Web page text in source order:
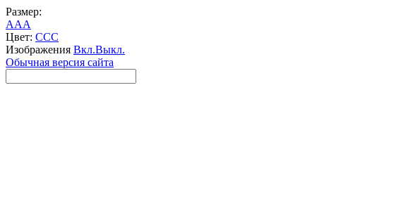
Размер:
AAA
Цвет: CCC
Изображения Вкл.Выкл.
Обычная версия сайта